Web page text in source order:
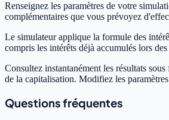
Renseignez les paramètres de votre
complémentaires que vous prévoyez
Le simulateur applique la formule des
compris les intérêts déjà accumulés lors
Consultez instantanément les résultats
de la capitalisation. Modifiez les
Questions fréquentes